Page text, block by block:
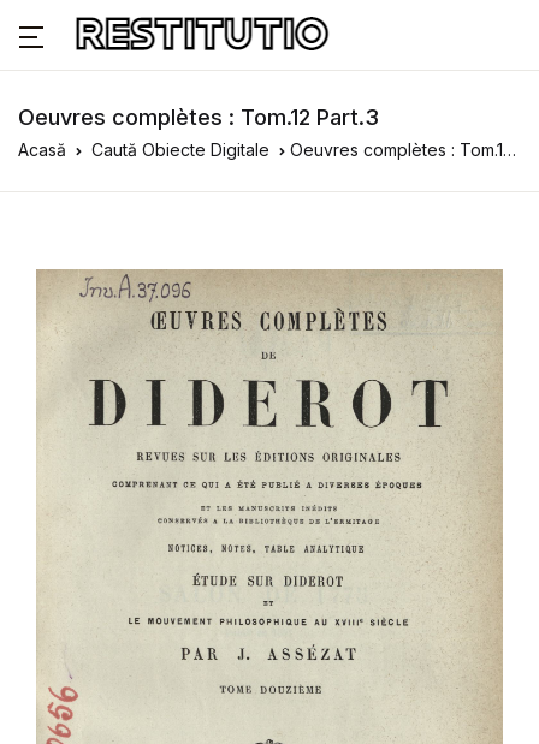
Oeuvres complètes : Tom.12 Part.3
Acasă Caută Obiecte Digitale Oeuvres complètes : Tom.12 Part.3